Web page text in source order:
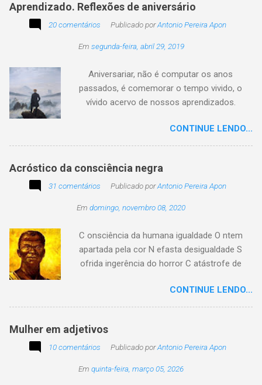
utilidade de um objeto depende da perspectiva
de quem o usa. Se você encontrar este texto
creditado a outros nomes, ajude-nos a
compartilhando o crédito correto.
Aprendizado. Reflexões de aniversário
20 comentários Publicado porAntonio Pereira Apon
Em segunda-feira, abril 29, 2019
Aniversariar, não é computar os anos
passados, é comemorar o tempo vivido, o
vívido acervo de nossos aprendizados.
existir. Há quem simplesmente assista o tempo
e a vida passarem. Mas, há também quem
apenas passe alheio a tudo, tem quem aprenda
com o passar... Eu tenho aprendido:
CONTINUE LENDO...
Acróstico da consciência negra
31 comentários Publicado porAntonio Pereira Apon
Em domingo, novembro 08, 2020
C onsciência da humana igualdade O ntem
apartada pela cor N efasta desigualdade S
ofrida ingerência do horror C atástrofe de
tempo o preito N egritude sempre linda C ultura
multicolor I rmanados na cidadania A gentes
CONTINUE LENDO...
Mulher em adjetivos
10 comentários Publicado porAntonio Pereira Apon
Em quinta-feira, março 05, 2026